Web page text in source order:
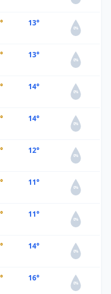
13°
0%
13°
0%
14°
0%
14°
0%
12°
0%
11°
0%
11°
0%
14°
0%
16°
0%